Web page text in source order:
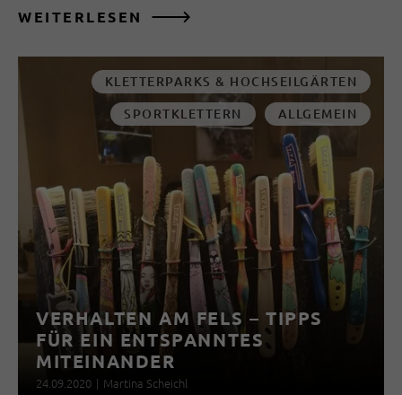
WEITERLESEN
KLETTERPARKS & HOCHSEILGÄRTEN
SPORTKLETTERN
ALLGEMEIN
VERHALTEN AM FELS – TIPPS
FÜR EIN ENTSPANNTES
MITEINANDER
24.09.2020 | Martina Scheichl